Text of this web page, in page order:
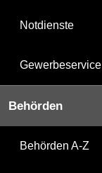
Notdienste
Gewerbeservice
Behörden
Behörden A-Z